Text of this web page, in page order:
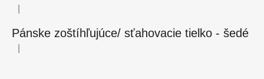
Hodnotenie produktu je 5 z 5 hviezdičiek.
Pánske zoštíhľujúce/ sťahovacie tielko - šedé
Hodnotenie produktu je 5 z 5 hviezdičiek.